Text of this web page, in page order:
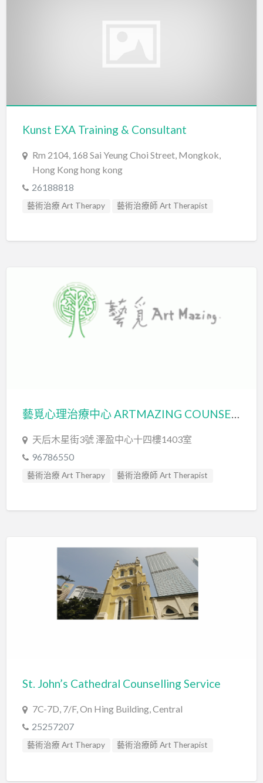
Kunst EXA Training & Consultant
Rm 2104, 168 Sai Yeung Choi Street, Mongkok,
Hong Kong hong kong
26188818
藝術治療 Art Therapy 藝術治療師 Art Therapist
藝覓心理治療中心 ARTMAZING COUNSELING CENTRE
天后木星街3號 澤盈中心十四樓1403室
96786550
藝術治療 Art Therapy 藝術治療師 Art Therapist
St. John’s Cathedral Counselling Service
7C-7D, 7/F, On Hing Building, Central
25257207
藝術治療 Art Therapy
藝術治療師 Art Therapist